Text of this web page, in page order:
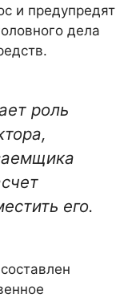
и предупредят
дела
роль
его.